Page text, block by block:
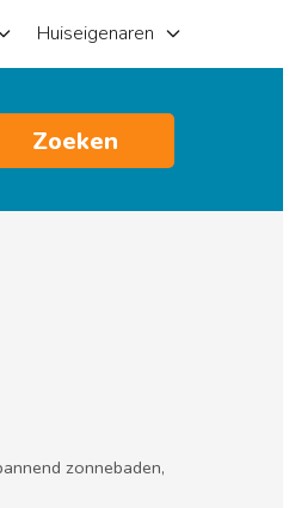
Huiseigenaren
Zoeken
zonnebaden,